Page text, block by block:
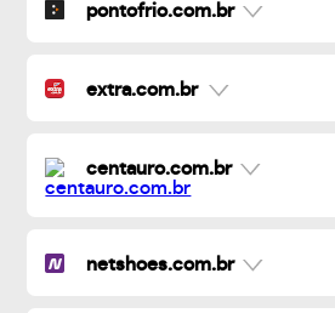
pontofrio.com.br
extra.com.br
centauro.com.br
netshoes.com.br